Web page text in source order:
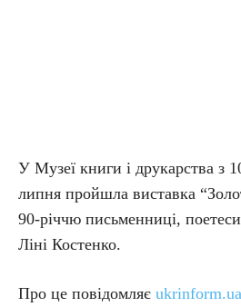
У Музеї книги і друкарства з
липня пройшла виставка
90-річчю письменниці,
Ліні Костенко.
Про це повідомляє ukrinform.ua